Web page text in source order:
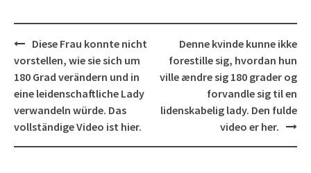
Post
navigation
Diese Frau konnte nicht
vorstellen, wie sie sich um
180 Grad verändern und in
eine leidenschaftliche Lady
verwandeln würde. Das
vollständige Video ist hier.
Denne kvinde kunne ikke
forestille sig, hvordan hun
ville ændre sig 180 grader og
forvandle sig til en
lidenskabelig lady. Den fulde
video er her.